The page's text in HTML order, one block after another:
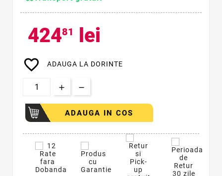
42481 lei
favorite_border ADAUGA LA DORINTE
ADAUGA IN COS